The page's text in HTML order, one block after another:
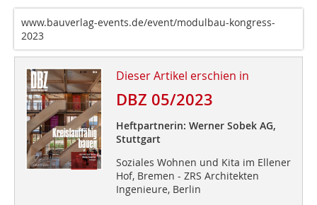
www.bauverlag-events.de/event/modulbau-kongress-
2023
Dieser Artikel erschien in
DBZ 05/2023
Heftpartnerin: Werner Sobek AG,
Stuttgart
Soziales Wohnen und Kita im Ellener
Hof, Bremen - ZRS Architekten
Ingenieure, Berlin